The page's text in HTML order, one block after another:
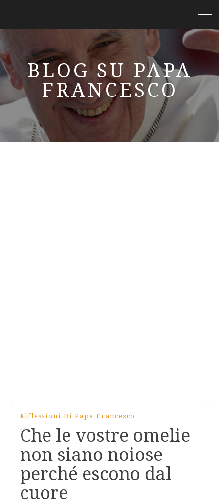
BLOG SU PAPA
FRANCESCO
Riflessioni Di Papa Francesco
Che le vostre omelie
non siano noiose
perché escono dal
cuore